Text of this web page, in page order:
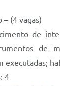
– (4 vagas)
de
de
executadas;
4